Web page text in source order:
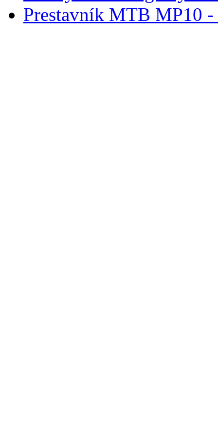
Prestavník MTB MP10